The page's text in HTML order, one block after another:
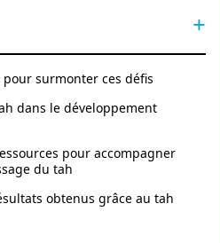
pour surmonter ces défis
dans le développement
pour accompagner
du tah
obtenus grâce au tah